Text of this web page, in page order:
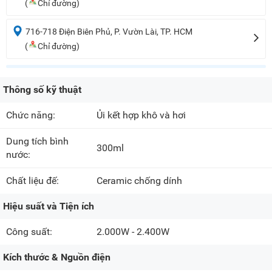
( Chỉ đường)
716-718 Điện Biên Phủ, P. Vườn Lài, TP. HCM
(
Chỉ đường)
Thông số kỹ thuật
Chức năng: Ủi kết hợp khô và hơi
Dung tích bình
nước:
300ml
Chất liệu đế: Ceramic chống dính
Hiệu suất và Tiện ích
Công suất: 2.000W - 2.400W
Kích thước & Nguồn điện